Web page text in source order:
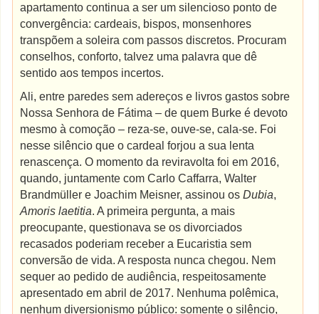
apartamento continua a ser um silencioso ponto de
convergência: cardeais, bispos, monsenhores
transpõem a soleira com passos discretos. Procuram
conselhos, conforto, talvez uma palavra que dê
sentido aos tempos incertos.
Ali, entre paredes sem adereços e livros gastos sobre
Nossa Senhora de Fátima – de quem Burke é devoto
mesmo à comoção – reza-se, ouve-se, cala-se. Foi
nesse silêncio que o cardeal forjou a sua lenta
renascença. O momento da reviravolta foi em 2016,
quando, juntamente com Carlo Caffarra, Walter
Brandmüller e Joachim Meisner, assinou osDubia,
Amoris laetitia. A primeira pergunta, a mais
preocupante, questionava se os divorciados
recasados poderiam receber a Eucaristia sem
conversão de vida. A resposta nunca chegou. Nem
sequer ao pedido de audiência, respeitosamente
apresentado em abril de 2017. Nenhuma polêmica,
nenhum diversionismo público: somente o silêncio,